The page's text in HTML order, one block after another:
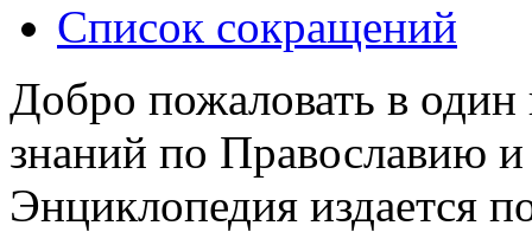
Список сокращений
Добро пожаловать в
знаний по Православию
Энциклопедия издается